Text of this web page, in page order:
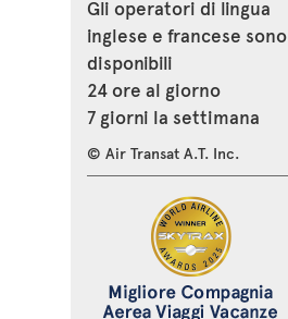
Gli operatori di lingua
inglese e francese sono
disponibili
24 ore al giorno
7 giorni la settimana
© Air Transat A.T. Inc.